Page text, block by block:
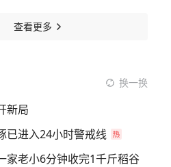
查看更多
换一换
新局
已进入24小时警戒线
家老小6分钟收完1千斤稻谷